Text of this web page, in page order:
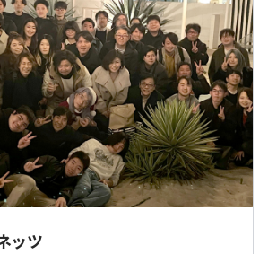
理システム構築対応（要件定義～保
システム構築対応（要件定義～保守対
製化支援（要求定義～）
おける関連システム構築対応（要件
応じて出社していただくこともあり
ート勤務です。
）
＞
円／月額35万円
万円／月額45万円
万円／月額58万円
ッツ